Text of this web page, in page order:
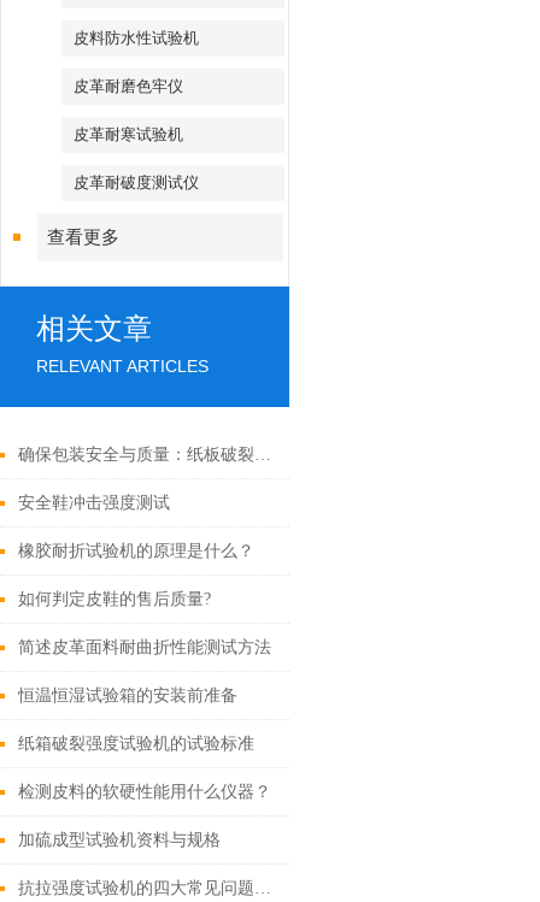
皮料防水性试验机
皮革耐磨色牢仪
皮革耐寒试验机
皮革耐破度测试仪
查看更多
相关文章
RELEVANT ARTICLES
确保包装安全与质量：纸板破裂试验机的测试原理及操作流程
安全鞋冲击强度测试
橡胶耐折试验机的原理是什么？
如何判定皮鞋的售后质量?
简述皮革面料耐曲折性能测试方法
恒温恒湿试验箱的安装前准备
纸箱破裂强度试验机的试验标准
检测皮料的软硬性能用什么仪器？
加硫成型试验机资料与规格
抗拉强度试验机的四大常见问题和排查方法